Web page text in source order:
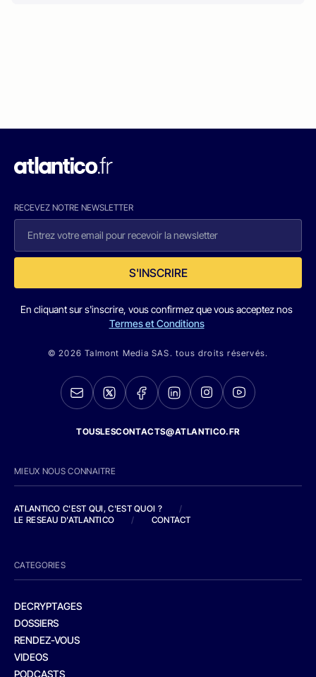
RECEVEZ NOTRE NEWSLETTER
S'INSCRIRE
En cliquant sur s'inscrire, vous confirmez que vous acceptez nos
Termes et Conditions
© 2026 Talmont Media SAS. tous droits réservés.
TOUSLESCONTACTS@ATLANTICO.FR
MIEUX NOUS CONNAITRE
ATLANTICO C'EST QUI, C'EST QUOI ?
/
LE RESEAU D'ATLANTICO
/ CONTACT
CATEGORIES
DECRYPTAGES
DOSSIERS
RENDEZ-VOUS
VIDEOS
PODCASTS